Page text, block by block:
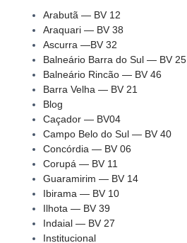
Arabutã — BV 12
Araquari — BV 38
Ascurra —BV 32
Balneário Barra do Sul — BV 25
Balneário Rincão — BV 46
Barra Velha — BV 21
Blog
Caçador — BV04
Campo Belo do Sul — BV 40
Concórdia — BV 06
Corupá — BV 11
Guaramirim — BV 14
Ibirama — BV 10
Ilhota — BV 39
Indaial — BV 27
Institucional